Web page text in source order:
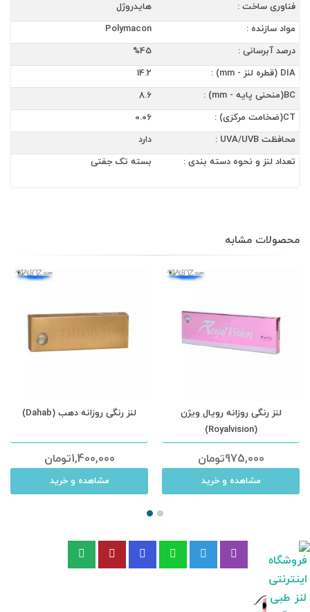
فناوری ساخت :
هایدروژل
مواد سازنده :
Polymacon
درصد آبرسانی :
%45
DIA (قطره لنز - mm) :
14.2
BC(منحنی پایه - mm) :
8.6
CT(ضخامت مرکزی) :
0.06
محافظت UVA/UVB :
دارد
تعداد لنز و نحوه دسته بندی :
بسته تک جفتی
محصولات مشابه
لنز رنگی روزانه دهب (Dahab)
1,400,000تومان
مشاهده و خرید
لنز رنگی روزانه رویال ویژن
(Royalvision)
975,000تومان
مشاهده و خرید